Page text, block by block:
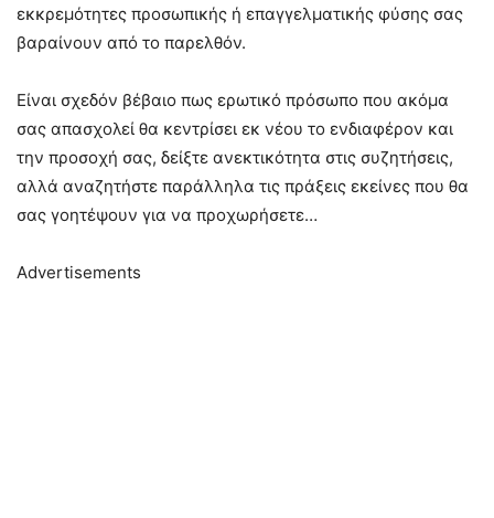
εκκρεμότητες προσωπικής ή επαγγελματικής φύσης σας
βαραίνουν από το παρελθόν.
Είναι σχεδόν βέβαιο πως ερωτικό πρόσωπο που ακόμα
σας απασχολεί θα κεντρίσει εκ νέου το ενδιαφέρον και
την προσοχή σας, δείξτε ανεκτικότητα στις συζητήσεις,
αλλά αναζητήστε παράλληλα τις πράξεις εκείνες που θα
σας γοητέψουν για να προχωρήσετε…
Advertisements